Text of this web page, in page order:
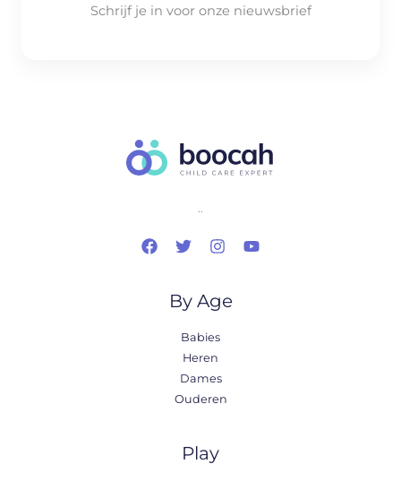
Schrijf je in voor onze nieuwsbrief
..
By Age
Babies
Heren
Dames
Ouderen
Play